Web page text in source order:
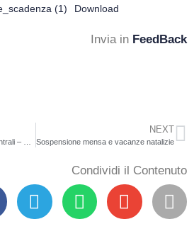
(1) Download
Invia in FeedBack
NEXT
Sospensione mensa e vacanze natalizie
Condividi il Contenuto